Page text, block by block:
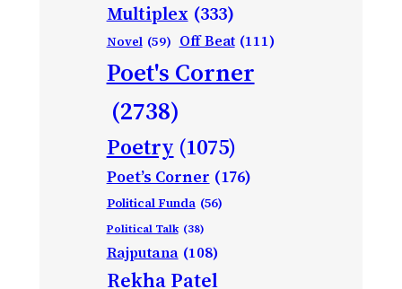
Multiplex (333)
Novel (59) Off Beat (111)
Poet's Corner
(2738)
Poetry (1075)
Poet’s Corner (176)
Political Funda (56)
Political Talk (38)
Rajputana (108)
Rekha Patel